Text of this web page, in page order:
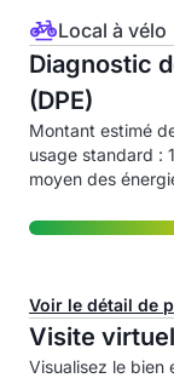
Local à vélo
Diagnostic
(DPE)
Montant estimé
usage standard :
moyen des
Voir le détail de
Consommation
Visite
Visualisez le bien